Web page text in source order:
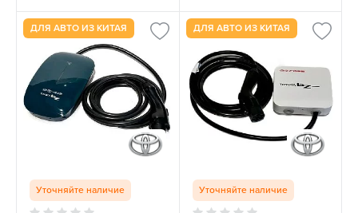
ДЛЯ АВТО ИЗ КИТАЯ
Уточняйте наличие
ДЛЯ АВТО ИЗ КИТАЯ
Уточняйте наличие